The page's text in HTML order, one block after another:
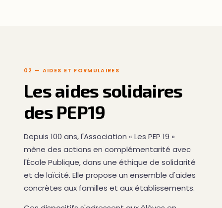
02 — AIDES ET FORMULAIRES
Les aides solidaires
des PEP19
Depuis 100 ans, l'Association « Les PEP 19 »
mène des actions en complémentarité avec
l'École Publique, dans une éthique de solidarité
et de laïcité. Elle propose un ensemble d'aides
concrètes aux familles et aux établissements.